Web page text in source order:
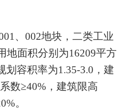
01、 002地块， 二类工业
地面积分别为16209平方
划容积率为1.35-3.0 ， 建
数≥40% ，建筑限高
。